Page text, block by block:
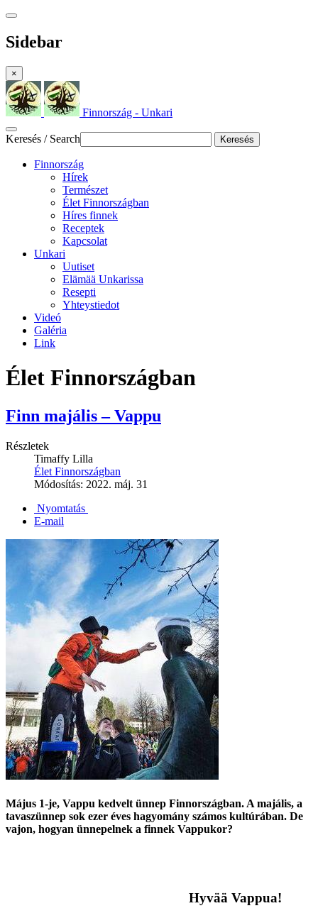
Sidebar
×
Finnország - Unkari
Keresés / Search Keresés
Finnország
Hírek
Természet
Élet Finnországban
Híres finnek
Receptek
Kapcsolat
Unkari
Uutiset
Elämää Unkarissa
Resepti
Yhteystiedot
Videó
Galéria
Link
Élet Finnországban
Finn majális – Vappu
Részletek
Timaffy Lilla
Élet Finnországban
Módosítás: 2022. máj. 31
Nyomtatás
E-mail
Május 1-je, Vappu kedvelt ünnep Finnországban. A majális, a
tavaszünnep sok ezer éves hagyomány számos kultúrában. De
vajon, hogyan ünnepelnek a finnek Vappukor?
Hyvää Vappua!